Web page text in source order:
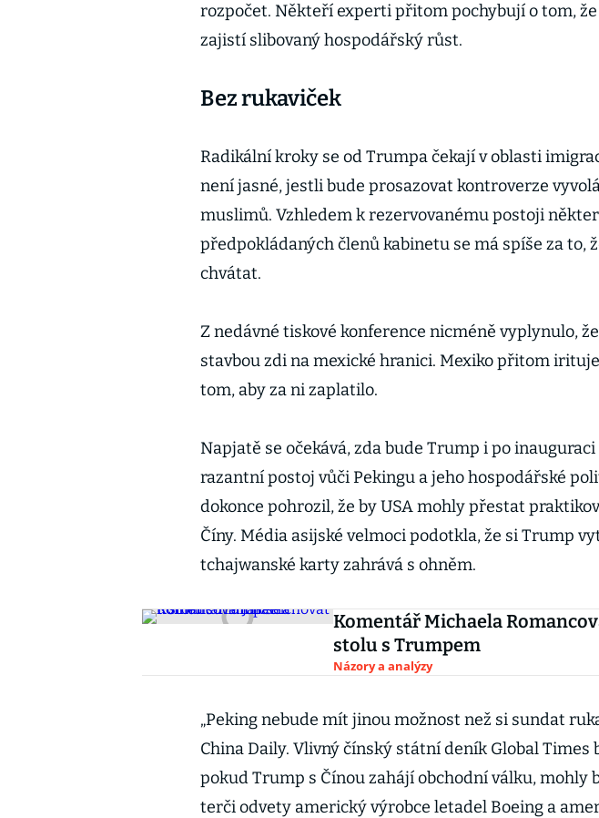
rozpočet. Někteří experti přitom pochybují o tom,
zajistí slibovaný hospodářský růst.
Bez rukaviček
Radikální kroky se od Trumpa čekají v oblasti
není jasné, jestli bude prosazovat kontroverze
muslimů. Vzhledem k rezervovanému postoji
předpokládaných členů kabinetu se má spíše za to,
chvátat.
Z nedávné tiskové konference nicméně vyplynulo,
stavbou zdi na mexické hranici. Mexiko přitom
tom, aby za ni zaplatilo.
Napjatě se očekává, zda bude Trump i po
razantní postoj vůči Pekingu a jeho hospodářské
dokonce pohrozil, že by USA mohly přestat
Číny. Média asijské velmoci podotkla, že si Trump
tchajwanské karty zahrává s ohněm.
Komentář Michaela
stolu s Trumpem
Názory a analýzy
„Peking nebude mít jinou možnost než si sundat
China Daily. Vlivný čínský státní deník Global Times
pokud Trump s Čínou zahájí obchodní válku, mohly
terči odvety americký výrobce letadel Boeing a